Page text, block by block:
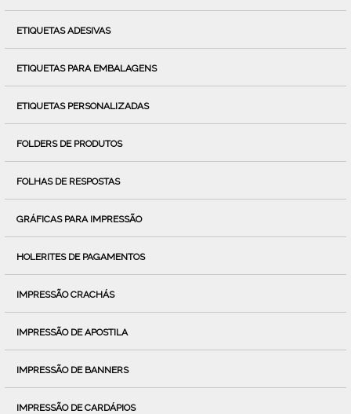
ETIQUETAS ADESIVAS
ETIQUETAS PARA EMBALAGENS
ETIQUETAS PERSONALIZADAS
FOLDERS DE PRODUTOS
FOLHAS DE RESPOSTAS
GRÁFICAS PARA IMPRESSÃO
HOLERITES DE PAGAMENTOS
IMPRESSÃO CRACHÁS
IMPRESSÃO DE APOSTILA
IMPRESSÃO DE BANNERS
IMPRESSÃO DE CARDÁPIOS